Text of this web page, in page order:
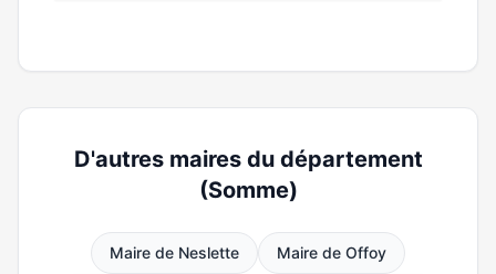
D'autres maires du département
(Somme)
Maire de Neslette Maire de Offoy